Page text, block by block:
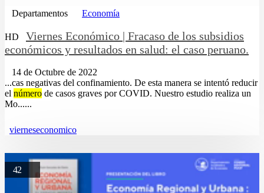
Departamentos Economía
HD
Viernes Económico | Fracaso de los subsidios
económicos y resultados en salud: el caso peruano.
14 de Octubre de 2022
...cas negativas del confinamiento. De esta manera se intentó reducir
el número de casos graves por COVID. Nuestro estudio realiza un
Mo......
vierneseconomico
42